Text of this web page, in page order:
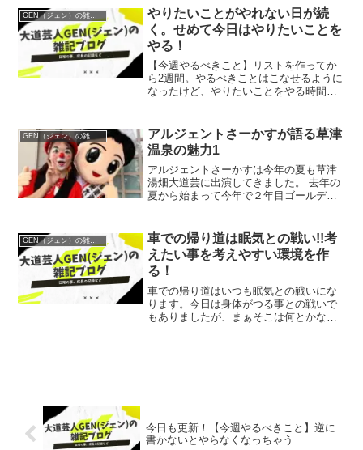
る。その為、夏の方が筋肉のパフォーマ
ンスが高いとい...
やりたいことがやれない日が続
く。せめて今日はやりたいことを
やる！
【今週やるべきこと】リストを作ってか
ら2週間。やるべきことはこなせるように
なったけど、やりたいことをやる時間が
う週末。せめて今日は思い切りやりたい
ことをやろうとおもう。
GEN（ジェン）の雑記ブログ（イベント当日の様子など）
アルジェントさーかすが語る草津
温泉の魅力1
アルジェントさーかすは今年の夏も草津
湯畑大道芸に出演してきました。 去年の
夏から始まって今年で２年目ゴールデン
わかってきたので、紹介してみようと思
います。 まずは温...
GEN（ジェン）の雑記ブログ（イベント当日の様子など）
車での帰り道は眠気との戦い!!考
えたい事を考えやすい環境を作
る！
車での帰り道はいつも眠気との戦いにな
ります。今日は身体がつる事との戦いで
もありましたが、まぁそこは何とかなり
今日も更新！【今週やるべきこと】逆に
書かないとやらなくなっちゃう